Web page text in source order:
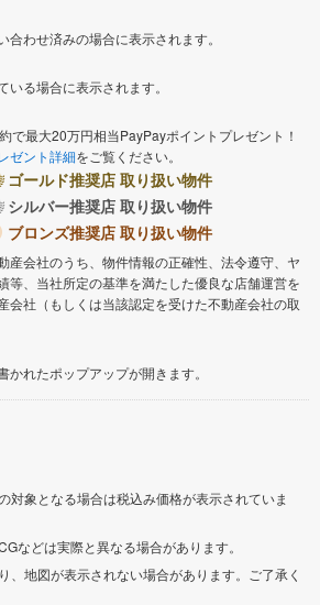
わせ済みの場合に表示されます。
る場合に表示されます。
で最大20万円相当PayPayポイントプレゼント！
ゼント詳細をご覧ください。
ゴールド推奨店 取り扱い物件
シルバー推奨店 取り扱い物件
ブロンズ推奨店 取り扱い物件
産会社のうち、物件情報の正確性、法令遵守、ヤ
等、当社所定の基準を満たした優良な店舗運営を
会社（もしくは当該認定を受けた不動産会社の取
れたポップアップが開きます。
対象となる場合は税込み価格が表示されていま
などは実際と異なる場合があります。
、地図が表示されない場合があります。ご了承く